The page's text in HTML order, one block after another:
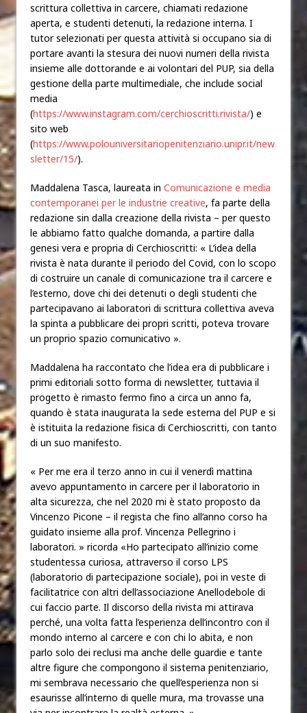
scrittura collettiva in carcere, chiamati redazione
aperta, e studenti detenuti, la redazione interna. I
tutor selezionati per questa attività si occupano sia di
portare avanti la stesura dei nuovi numeri della rivista
insieme alle dottorande e ai volontari del PUP, sia della
gestione della parte multimediale, che include social
media
(https://www.instagram.com/cerchioscritti.rivista/) e
sito web
(https://www.polouniversitariopenitenziario.unipr.it/new
sletter/15/).
Maddalena Tasca, laureata in Comunicazione e media
contemporanei per le industrie creative, fa parte della
redazione sin dalla creazione della rivista – per questo
le abbiamo fatto qualche domanda, a partire dalla
genesi vera e propria di Cerchioscritti: « L’idea della
rivista è nata durante il periodo del Covid, con lo scopo
di costruire un canale di comunicazione tra il carcere e
l’esterno, dove chi dei detenuti o degli studenti che
partecipavano ai laboratori di scrittura collettiva aveva
la spinta a pubblicare dei propri scritti, poteva trovare
un proprio spazio comunicativo ».
Maddalena ha raccontato che l’idea era di pubblicare i
primi editoriali sotto forma di newsletter, tuttavia il
progetto è rimasto fermo fino a circa un anno fa,
quando è stata inaugurata la sede esterna del PUP e si
è istituita la redazione fisica di Cerchioscritti, con tanto
di un suo manifesto.
« Per me era il terzo anno in cui il venerdì mattina
avevo appuntamento in carcere per il laboratorio in
alta sicurezza, che nel 2020 mi è stato proposto da
Vincenzo Picone – il regista che fino all’anno corso ha
guidato insieme alla prof. Vincenza Pellegrino i
laboratori. » ricorda «Ho partecipato all’inizio come
studentessa curiosa, attraverso il corso LPS
(laboratorio di partecipazione sociale), poi in veste di
facilitatrice con altri dell’associazione Anellodebole di
cui faccio parte. Il discorso della rivista mi attirava
perché, una volta fatta l’esperienza dell’incontro con il
mondo interno al carcere e con chi lo abita, e non
parlo solo dei reclusi ma anche delle guardie e tante
altre figure che compongono il sistema penitenziario,
mi sembrava necessario che quell’esperienza non si
esaurisse all’interno di quelle mura, ma trovasse una